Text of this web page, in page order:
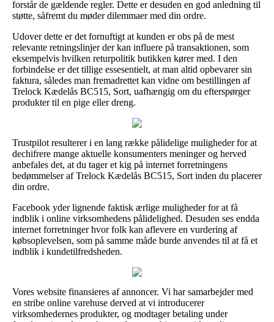
forstår de gældende regler. Dette er desuden en god anledning til
støtte, såfremt du møder dilemmaer med din ordre.
Udover dette er det fornuftigt at kunden er obs på de mest
relevante retningslinjer der kan influere på transaktionen, som
eksempelvis hvilken returpolitik butikken kører med. I den
forbindelse er det tillige essesentielt, at man altid opbevarer sin
faktura, således man fremadrettet kan vidne om bestillingen af
Trelock Kædelås BC515, Sort, uafhængig om du efterspørger
produkter til en pige eller dreng.
Trustpilot resulterer i en lang række pålidelige muligheder for at
dechifrere mange aktuelle konsumenters meninger og herved
anbefales det, at du tager et kig på internet forretningens
bedømmelser af Trelock Kædelås BC515, Sort inden du placerer
din ordre.
Facebook yder lignende faktisk ærlige muligheder for at få
indblik i online virksomhedens pålidelighed. Desuden ses endda
internet forretninger hvor folk kan aflevere en vurdering af
købsoplevelsen, som på samme måde burde anvendes til at få et
indblik i kundetilfredsheden.
Vores website finansieres af annoncer. Vi har samarbejder med
en stribe online varehuse derved at vi introducerer
virksomhedernes produkter, og modtager betaling under